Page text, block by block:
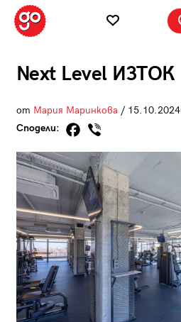
Next Level ИЗТОК
от Мария Маринкова / 15.10.2024
Сподели: